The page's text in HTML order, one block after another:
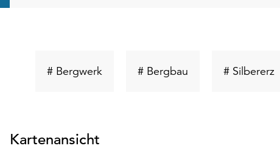
# Bergwerk Schlüsselwort
# Bergbau Schlüsselwort
# Silbererz
Kartenansicht